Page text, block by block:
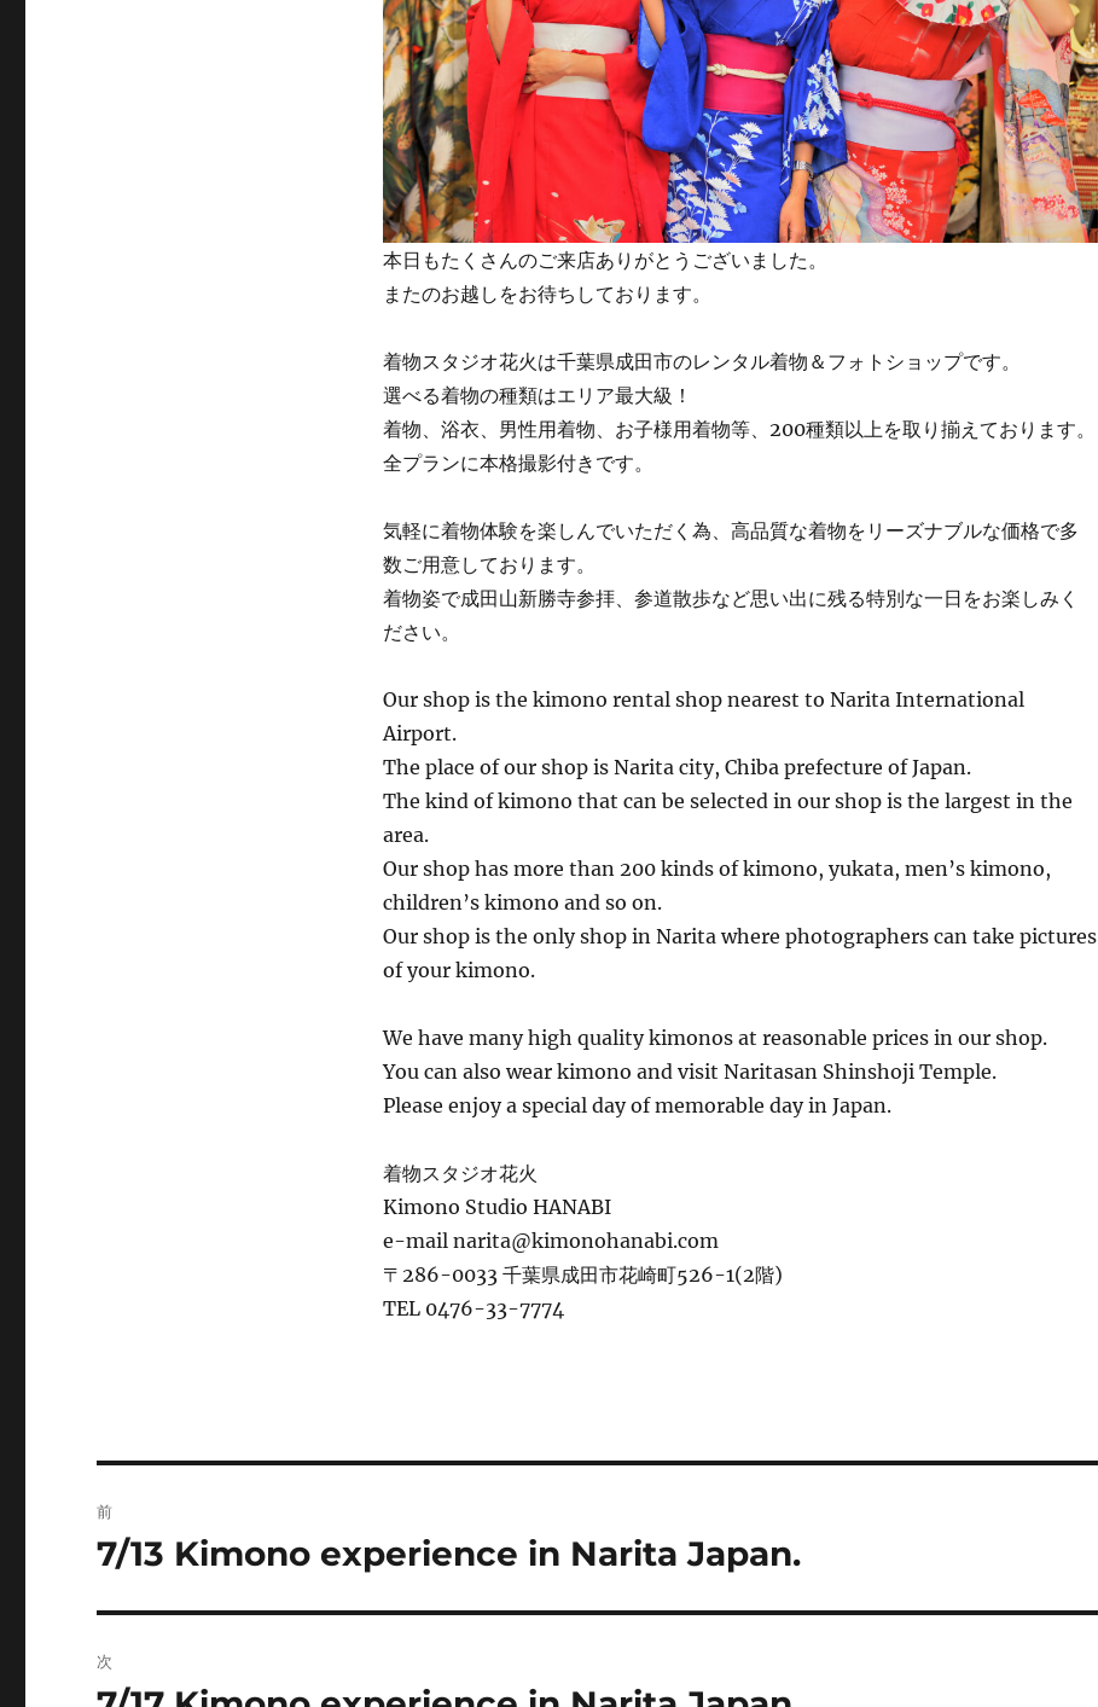
本日もたくさんのご来店ありがとうございました。
またのお越しをお待ちしております。
着物スタジオ花火は千葉県成田市のレンタル着物＆フォトショップです。
選べる着物の種類はエリア最大級！
着物、浴衣、男性用着物、お子様用着物等、200種類以上を取り揃えております。
全プランに本格撮影付きです。
気軽に着物体験を楽しんでいただく為、高品質な着物をリーズナブルな価格で多
数ご用意しております。
着物姿で成田山新勝寺参拝、参道散歩など思い出に残る特別な一日をお楽しみく
ださい。
Our shop is the kimono rental shop nearest to Narita International
Airport.
The place of our shop is Narita city, Chiba prefecture of Japan.
The kind of kimono that can be selected in our shop is the largest in the
area.
Our shop has more than 200 kinds of kimono, yukata, men’s kimono,
children’s kimono and so on.
Our shop is the only shop in Narita where photographers can take pictures
of your kimono.
We have many high quality kimonos at reasonable prices in our shop.
You can also wear kimono and visit Naritasan Shinshoji Temple.
Please enjoy a special day of memorable day in Japan.
着物スタジオ花火
Kimono Studio HANABI
e-mail narita@kimonohanabi.com
〒286-0033 千葉県成田市花崎町526-1(2階)
TEL 0476-33-7774
稿
ゲ
前
前
投
稿:
7/13 Kimono experience in Narita Japan.
次
次